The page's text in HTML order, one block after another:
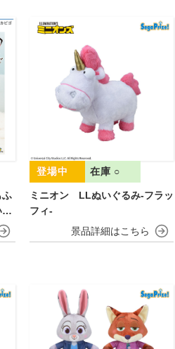
ふ
ミニオン LLぬいぐるみ‐フラッ
フィ‐
在庫 ○